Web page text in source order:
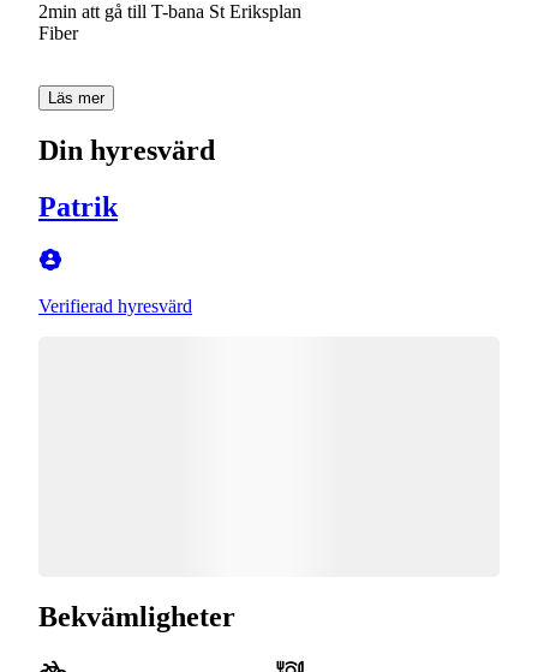
2min att gå till T-bana St Eriksplan
Fiber
Läs mer
Din hyresvärd
Patrik
Verifierad hyresvärd
Bekvämligheter